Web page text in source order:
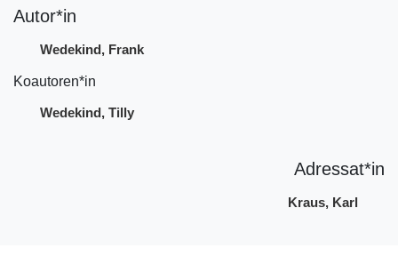
Autor*in
Wedekind, Frank
Koautoren*in
Wedekind, Tilly
Adressat*in
Kraus, Karl